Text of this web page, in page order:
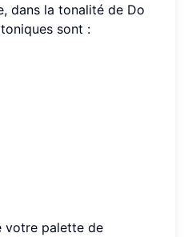
dans la tonalité de Do
sont :
votre palette de